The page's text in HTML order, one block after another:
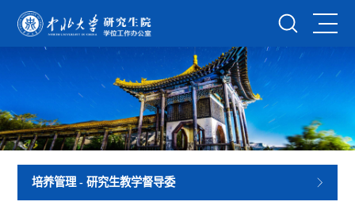
培养管理 - 研究生教学督导委